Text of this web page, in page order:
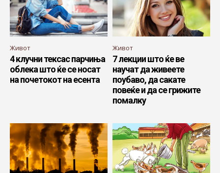
Живот
4 клучни тексас парчиња
облека што ќе се носат
на почетокот на есента
Живот
7 лекции што ќе ве
научат да живеете
поубаво, да сакате
повеќе и да се грижите
помалку